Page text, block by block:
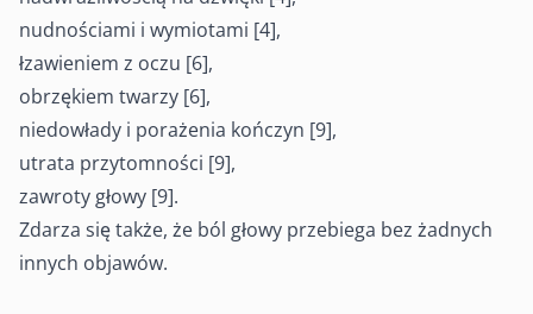
nudnościami i wymiotami [4],
łzawieniem z oczu [6],
obrzękiem twarzy [6],
niedowłady i porażenia kończyn [9],
utrata przytomności [9],
zawroty głowy [9].
Zdarza się także, że ból głowy przebiega bez żadnych
innych objawów.